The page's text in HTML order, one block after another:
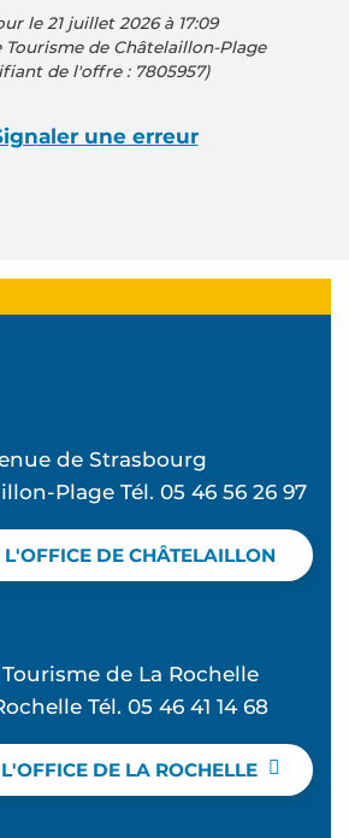
le 21 juillet 2026 à 17:09
Tourisme de Châtelaillon-Plage
de l'offre : 7805957)
une erreur
de Strasbourg
Plage Tél. 05 46 56 26 97
L'OFFICE DE CHÂTELAILLON
de La Rochelle
Tél. 05 46 41 14 68
DE LA ROCHELLE